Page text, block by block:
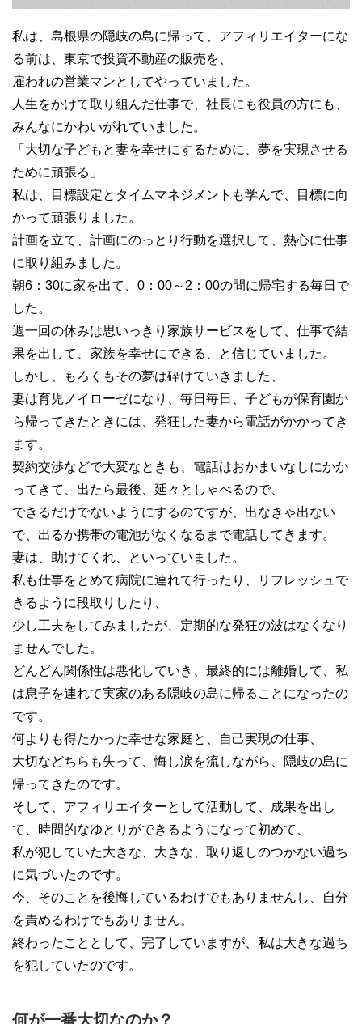
私は、島根県の隠岐の島に帰って、アフィリエイターにな
る前は、東京で投資不動産の販売を、
雇われの営業マンとしてやっていました。
人生をかけて取り組んだ仕事で、社長にも役員の方にも、
みんなにかわいがれていました。
「大切な子どもと妻を幸せにするために、夢を実現させる
ために頑張る」
私は、目標設定とタイムマネジメントも学んで、目標に向
かって頑張りました。
計画を立て、計画にのっとり行動を選択して、熱心に仕事
に取り組みました。
朝6：30に家を出て、0：00～2：00の間に帰宅する毎日で
した。
週一回の休みは思いっきり家族サービスをして、仕事で結
果を出して、家族を幸せにできる、と信じていました。
しかし、もろくもその夢は砕けていきました、
妻は育児ノイローゼになり、毎日毎日、子どもが保育園か
ら帰ってきたときには、発狂した妻から電話がかかってき
ます。
契約交渉などで大変なときも、電話はおかまいなしにかか
ってきて、出たら最後、延々としゃべるので、
できるだけでないようにするのですが、出なきゃ出ない
で、出るか携帯の電池がなくなるまで電話してきます。
妻は、助けてくれ、といっていました。
私も仕事をとめて病院に連れて行ったり、リフレッシュで
きるように段取りしたり、
少し工夫をしてみましたが、定期的な発狂の波はなくなり
ませんでした。
どんどん関係性は悪化していき、最終的には離婚して、私
は息子を連れて実家のある隠岐の島に帰ることになったの
です。
何よりも得たかった幸せな家庭と、自己実現の仕事、
大切などちらも失って、悔し涙を流しながら、隠岐の島に
帰ってきたのです。
そして、アフィリエイターとして活動して、成果を出し
て、時間的なゆとりができるようになって初めて、
私が犯していた大きな、大きな、取り返しのつかない過ち
に気づいたのです。
今、そのことを後悔しているわけでもありませんし、自分
を責めるわけでもありません。
終わったこととして、完了していますが、私は大きな過ち
を犯していたのです。
何が一番大切なのか？